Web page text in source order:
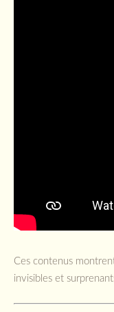
Ces contenus
invisibles et